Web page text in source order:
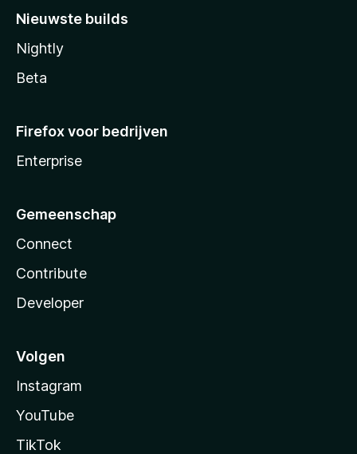
Nieuwste builds
Nightly
Beta
Firefox voor bedrijven
Enterprise
Gemeenschap
Connect
Contribute
Developer
Volgen
Instagram
YouTube
TikTok